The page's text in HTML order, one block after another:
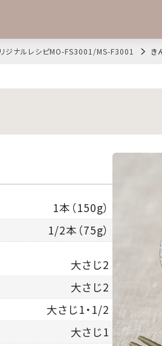
ジナルレシピMO-FS3001/MS-F3001 き
1本（150g）
1/2本（75g）
大さじ2
大さじ2
大さじ1・1/2
大さじ1